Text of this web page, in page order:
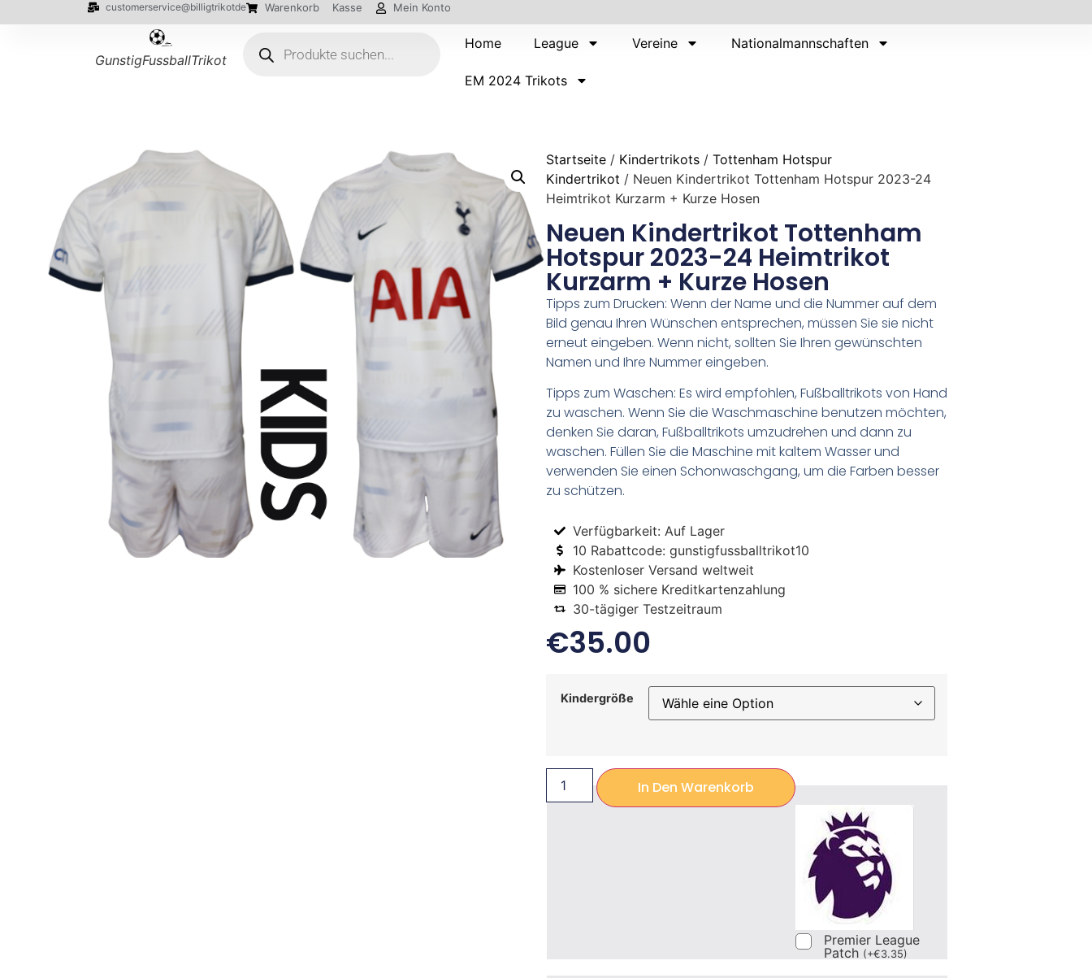
customerservice@billigtrikotde Warenkorb Kasse Mein Konto
GunstigFussballTrikot
Home League Vereine Nationalmannschaften
EM 2024 Trikots
Startseite / Kindertrikots / Tottenham Hotspur
Kindertrikot / Neuen Kindertrikot Tottenham Hotspur 2023-24
Heimtrikot Kurzarm + Kurze Hosen
Neuen Kindertrikot Tottenham
Hotspur 2023-24 Heimtrikot
Kurzarm + Kurze Hosen
Tipps zum Drucken: Wenn der Name und die Nummer auf dem
Bild genau Ihren Wünschen entsprechen, müssen Sie sie nicht
erneut eingeben. Wenn nicht, sollten Sie Ihren gewünschten
Namen und Ihre Nummer eingeben.
Tipps zum Waschen: Es wird empfohlen, Fußballtrikots von Hand
zu waschen. Wenn Sie die Waschmaschine benutzen möchten,
denken Sie daran, Fußballtrikots umzudrehen und dann zu
waschen. Füllen Sie die Maschine mit kaltem Wasser und
verwenden Sie einen Schonwaschgang, um die Farben besser
zu schützen.
Verfügbarkeit: Auf Lager
10 Rabattcode: gunstigfussballtrikot10
Kostenloser Versand weltweit
100 % sichere Kreditkartenzahlung
30-tägiger Testzeitraum
€35.00
Kindergröße
In Den Warenkorb
Premier League
Patch (+€3.35)